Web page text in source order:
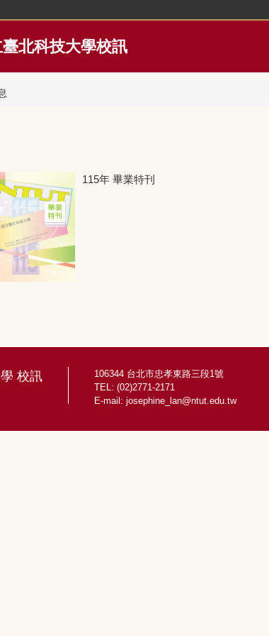
臺北科技大學校訊
115年 畢業特刊
校訊
106344 台北市忠孝東路三段1號
TEL: (02)2771-2171
E-mail: josephine_lan@ntut.edu.tw